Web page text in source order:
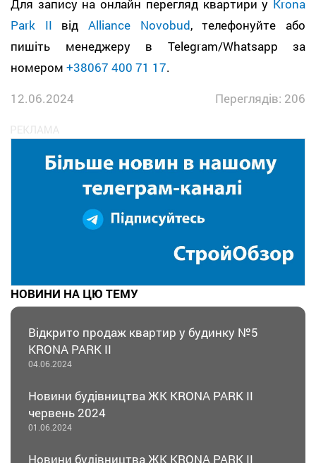
Для запису на онлайн перегляд квартири у Krona
Park II відAlliance Novobud, телефонуйте або
пишіть менеджеру в Telegram/Whatsapp за
номером +38067 400 71 17.
12.06.2024
Переглядів: 206
НОВИНИ НА ЦЮ ТЕМУ
Відкрито продаж квартир у будинку №5
KRONA PARK II
04.06.2024
Новини будівництва ЖК KRONA PARK II
червень 2024
01.06.2024
Новини будівництва ЖК KRONA PARK II